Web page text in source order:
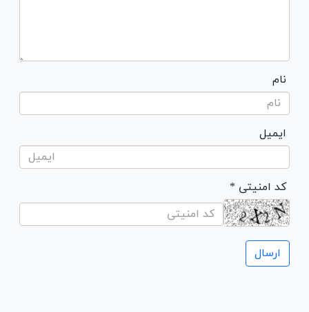
نام
ایمیل
* کد امنیتی